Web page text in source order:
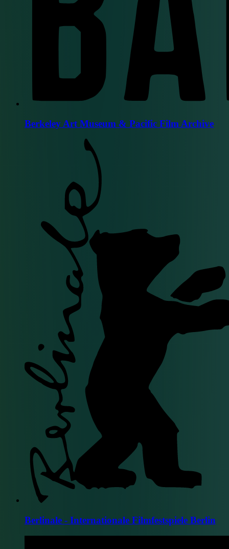
Berkeley Art Museum & Pacific Film Archive
Berlinale - Internationale Filmfestspiele Berlin